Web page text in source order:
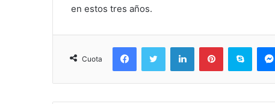
en estos tres años.
Cuota
FacebookTwitter LinkedInPinterestSkype